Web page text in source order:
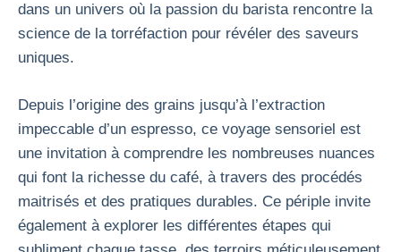
dans un univers où la passion du barista rencontre la
science de la torréfaction pour révéler des saveurs
uniques.
Depuis l’origine des grains jusqu’à l’extraction
impeccable d’un espresso, ce voyage sensoriel est
une invitation à comprendre les nombreuses nuances
qui font la richesse du café, à travers des procédés
maitrisés et des pratiques durables. Ce périple invite
également à explorer les différentes étapes qui